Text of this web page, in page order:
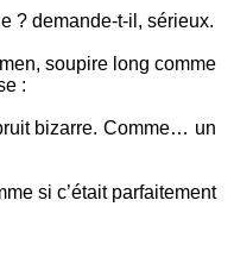
? demande-t-il, sérieux.
soupire long comme
:
bizarre. Comme… un
si c’était parfaitement